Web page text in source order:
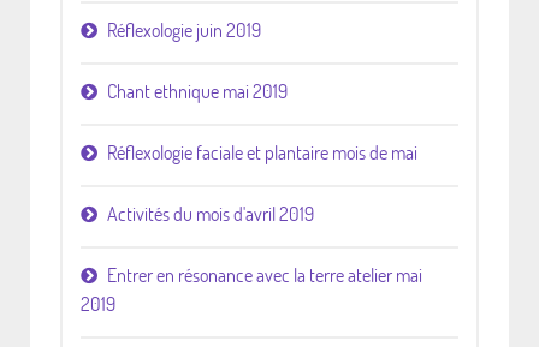
Réflexologie juin 2019
Chant ethnique mai 2019
Réflexologie faciale et plantaire mois de mai
Activités du mois d'avril 2019
Entrer en résonance avec la terre atelier mai
2019